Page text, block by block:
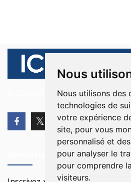
Nous
Nous utilisons des
technologies de
votre expérience
site, pour vous
personnalisé et
pour analyser le
pour comprendre
visiteurs.
© 2026 Ici Beyrouth. Tous les